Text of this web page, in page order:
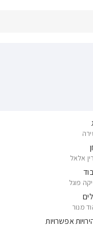
אלאל
פוגל
מנור
אפשרויות